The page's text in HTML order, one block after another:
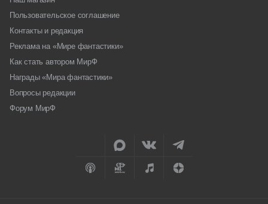
Пользовательское соглашение
Контакты и редакция
Реклама на «Мире фантастики»
Как стать автором МирФ
Награды «Мира фантастики»
Вопросы редакции
Форум МирФ